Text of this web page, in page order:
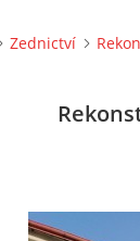
Zednictví